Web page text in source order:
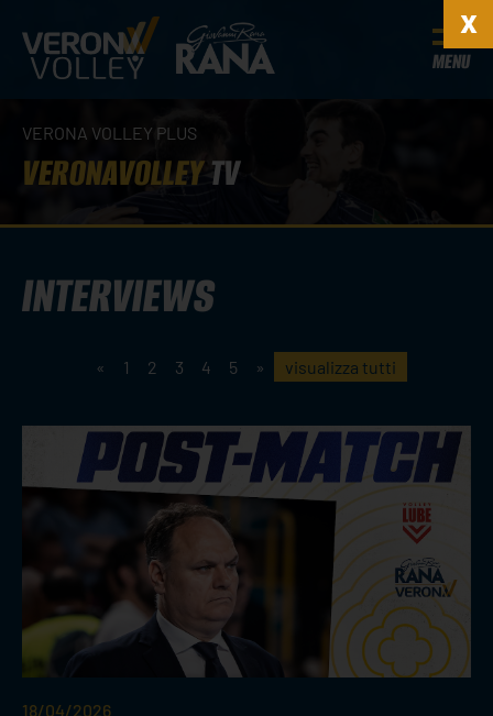
MENU
VERONA VOLLEY PLUS
VERONAVOLLEYTV
INTERVIEWS
« 1 2 3 4 5 » visualizza tutti
18/04/2026